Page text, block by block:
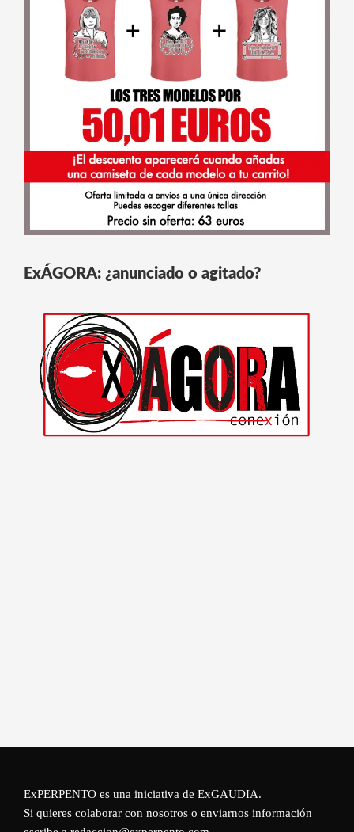
ExÁGORA: ¿anunciado o agitado?
ExPERPENTO es una iniciativa de ExGAUDIA.
Si quieres colaborar con nosotros o enviarnos información